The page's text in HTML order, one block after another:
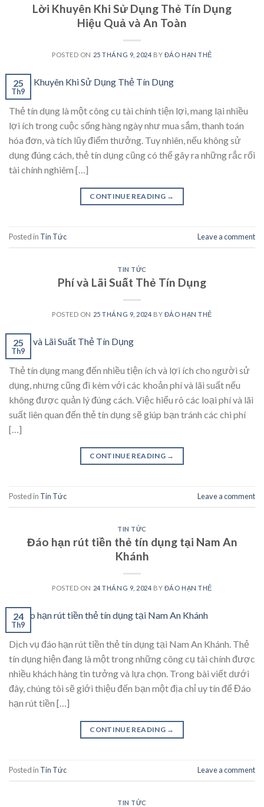
Lời Khuyên Khi Sử Dụng Thẻ Tín Dụng
Hiệu Quả và An Toàn
POSTED ON 25 THÁNG 9, 2024 BY ĐÁO HẠN THẺ
25
Th9
Thẻ tín dụng là một công cụ tài chính tiện lợi, mang lại nhiều
lợi ích trong cuộc sống hàng ngày như mua sắm, thanh toán
hóa đơn, và tích lũy điểm thưởng. Tuy nhiên, nếu không sử
dụng đúng cách, thẻ tín dụng cũng có thể gây ra những rắc rối
tài chính nghiêm […]
CONTINUE READING →
Posted in Tin Tức Leave a comment
TIN TỨC
Phí và Lãi Suất Thẻ Tín Dụng
POSTED ON 25 THÁNG 9, 2024 BY ĐÁO HẠN THẺ
25
Th9
Thẻ tín dụng mang đến nhiều tiện ích và lợi ích cho người sử
dụng, nhưng cũng đi kèm với các khoản phí và lãi suất nếu
không được quản lý đúng cách. Việc hiểu rõ các loại phí và lãi
suất liên quan đến thẻ tín dụng sẽ giúp bạn tránh các chi phí
[…]
CONTINUE READING →
Posted in Tin Tức Leave a comment
TIN TỨC
Đáo hạn rút tiền thẻ tín dụng tại Nam An
Khánh
POSTED ON 24 THÁNG 9, 2024 BY ĐÁO HẠN THẺ
24
Th9
Dịch vụ đáo hạn rút tiền thẻ tín dụng tại Nam An Khánh. Thẻ
tín dụng hiện đang là một trong những công cụ tài chính được
nhiều khách hàng tin tưởng và lựa chọn. Trong bài viết dưới
đây, chúng tôi sẽ giới thiệu đến bạn một địa chỉ uy tín để Đáo
hạn rút tiền […]
CONTINUE READING →
Posted in Tin Tức Leave a comment
TIN TỨC